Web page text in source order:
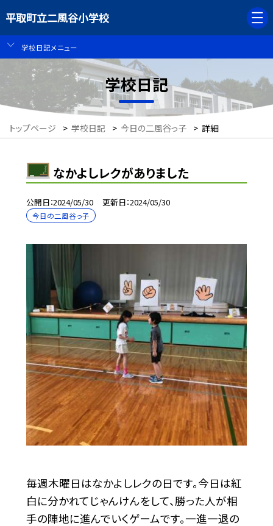
平取町立二風谷小学校
学校日記メニュー
学校日記
トップページ > 学校日記 > 今日の二風谷っ子 > 詳細
なかよしレクがありました
公開日 2024/05/30 更新日 2024/05/30
今日の二風谷っ子
毎週木曜日はなかよしレクの日です。今日は紅
白に分かれてじゃんけんをして、勝った人が相
手の陣地に進んでいくゲームです。一進一退の